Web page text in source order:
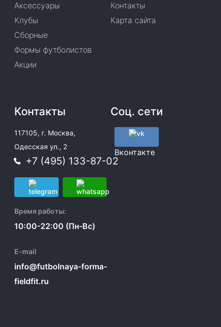
Аксессуары
Клубы
Сборные
Формы футболистов
Акции
Контакты
Карта сайта
Контакты
117105, г. Москва,
Одесская ул., 2
+7 (495) 133-87-02
Время работы:
10:00-22:00 (Пн-Вс)
E-mail
info@futbolnaya-forma-
fieldfit.ru
Соц. сети
Вконтакте